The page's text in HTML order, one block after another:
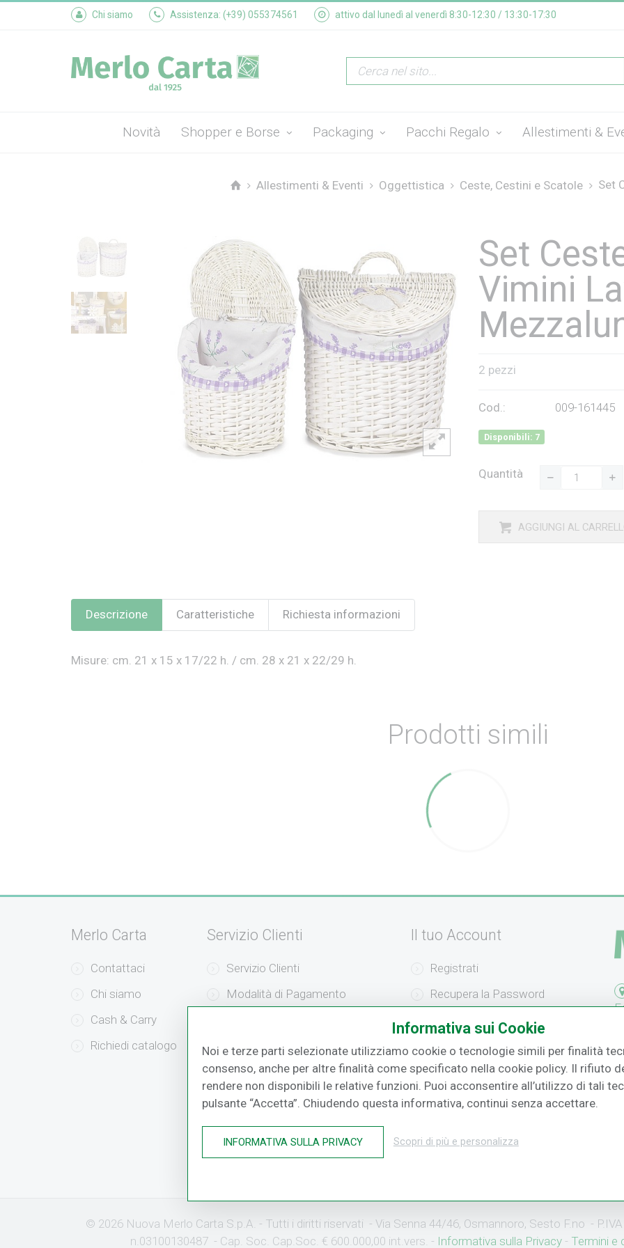
Chi siamo Assistenza: (+39) 055374561 attivo dal lunedì al venerdì 8:30-12:30 / 13:30-17:30
Novità Shopper e Borse Packaging Pacchi Regalo Allestimenti &
Allestimenti & Eventi Oggettistica Ceste, Cestini e Scatole Set
Set
Vimini
2 pezzi
Cod.: 009-161445
Disponibili: 7
Quantità
AGGIUNGI AL
Descrizione Caratteristiche Richiesta informazioni
Misure: cm. 21 x 15 x 17/22 h. / cm. 28 x 21 x 22/29 h.
Prodotti simili
Merlo Carta
Contattaci
Chi siamo
Cash & Carry
Richiedi catalogo
Servizio Clienti
Servizio Clienti
Modalità di Pagamento
Resi e Recessi
Il tuo Account
Registrati
Recupera la Password
Effettua un Reso
o
© 2026 Nuova Merlo Carta S.p.A. - Tutti i diritti riservati - Via Senna 44/46, Osmannoro, Sesto F.no -
n.03100130487 - Cap. Soc. Cap.Soc. € 600.000,00 int.vers. - Informativa sulla Privacy- Termini e
Informativa sui Cookie
Noi e terze parti selezionate utilizziamo cookie o tecnologie simili per finalità
consenso, anche per altre finalità come specificato nella cookie policy. Il rifiuto
rendere non disponibili le relative funzioni. Puoi acconsentire all’utilizzo di tali
pulsante “Accetta”. Chiudendo questa informativa, continui senza accettare.
INFORMATIVA SULLA PRIVACY Scopri di più e personalizza